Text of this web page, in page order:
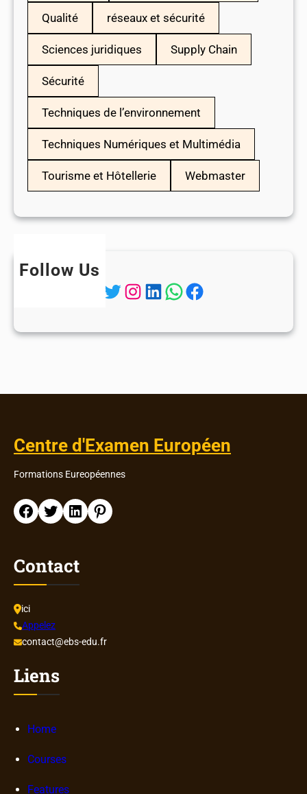
Qualité réseaux et sécurité
Sciences juridiques Supply Chain
Sécurité
Techniques de l’environnement
Techniques Numériques et Multimédia
Tourisme et Hôtellerie Webmaster
Follow Us
Twitter Instagram LinkedIn WhatsApp Facebook
Centre d'Examen Européen
Formations Eureopéennes
Facebook Twitter LinkedIn Pinterest
Contact
ici
Appelez
contact@ebs-edu.fr
Liens
Home
Courses
Features